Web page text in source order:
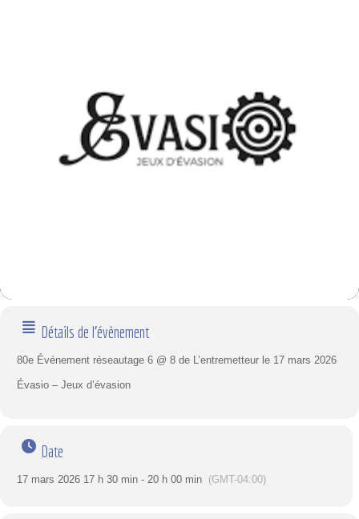
Détails de l'évènement
80e Événement réseautage 6 @ 8 de L’entremetteur le 17 mars 2026
Évasio – Jeux d’évasion
Date
17 mars 2026 17 h 30 min - 20 h 00 min (GMT-04:00)